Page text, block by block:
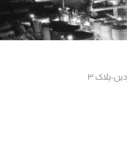
پلاک ۳